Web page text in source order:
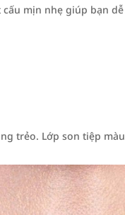
mịn nhẹ giúp bạn
trẻo. Lớp son tiệp